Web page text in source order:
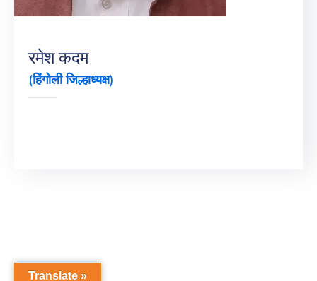
रमेश कदम
(हिंगोली जिल्हाध्यक्ष)
Translate »